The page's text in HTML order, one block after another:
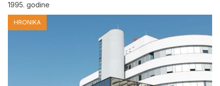
1995. godine
HRONIKA